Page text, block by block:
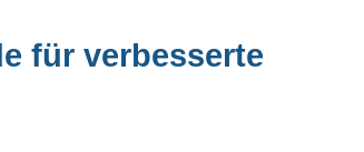
für verbesserte